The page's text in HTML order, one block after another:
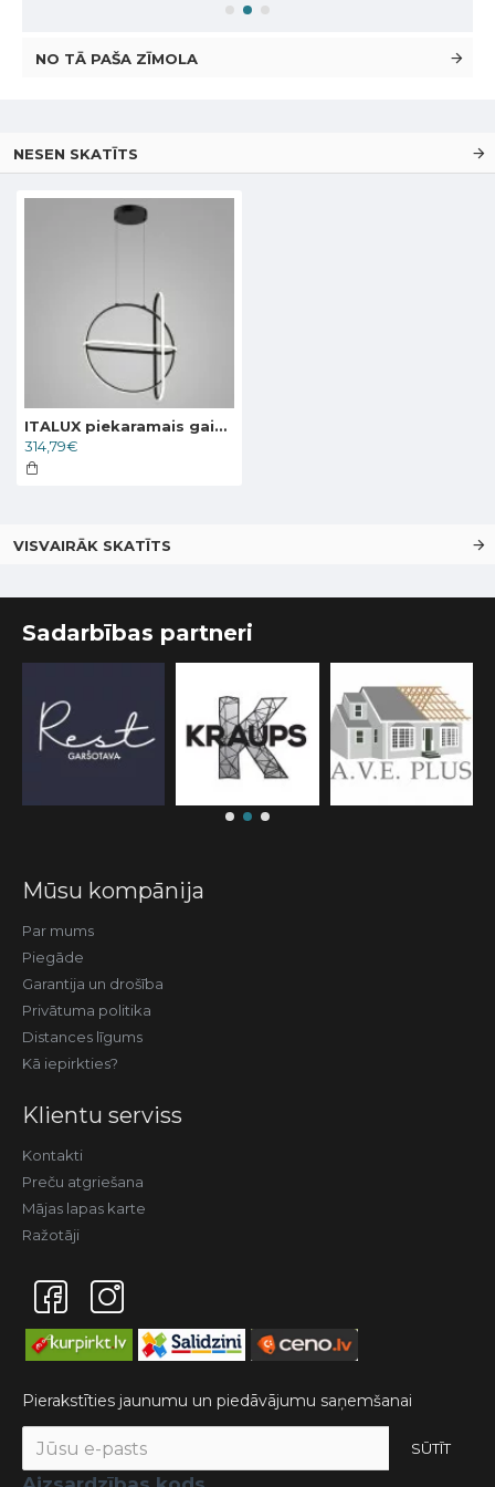
NO TĀ PAŠA ZĪMOLA
NESEN SKATĪTS
ITALUX piekaramais gaismeklis LED, 48.6W, 3000K, 2000lm, Cerrila PND-29772750-3A-BK
314,79€
VISVAIRĀK SKATĪTS
Sadarbības partneri
Mūsu kompānija
Par mums
Piegāde
Garantija un drošība
Privātuma politika
Distances līgums
Kā iepirkties?
Klientu serviss
Kontakti
Preču atgriešana
Mājas lapas karte
Ražotāji
Pierakstīties jaunumu un piedāvājumu saņemšanai
SŪTĪT